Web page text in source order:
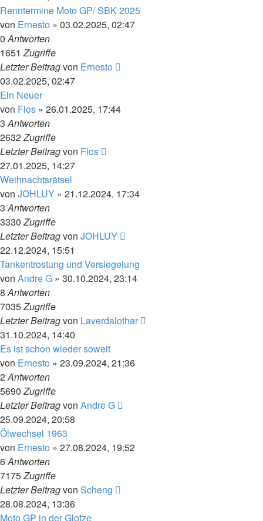
Renntermine Moto GP/ SBK 2025
von Ernesto » 03.02.2025, 02:47
0Antworten
1651Zugriffe
Letzter Beitragvon Ernesto
03.02.2025, 02:47
Ein Neuer
von Flos » 26.01.2025, 17:44
3Antworten
2632Zugriffe
Letzter Beitragvon Flos
27.01.2025, 14:27
Weihnachtsrätsel
von JOHLUY » 21.12.2024, 17:34
3Antworten
3330Zugriffe
Letzter Beitragvon JOHLUY
22.12.2024, 15:51
Tankentrostung und Versiegelung
von Andre G » 30.10.2024, 23:14
8Antworten
7035Zugriffe
Letzter Beitragvon Laverdalothar
31.10.2024, 14:40
Es ist schon wieder soweit
von Ernesto » 23.09.2024, 21:36
2Antworten
5690Zugriffe
Letzter Beitragvon Andre G
25.09.2024, 20:58
Ölwechsel 1963
von Ernesto » 27.08.2024, 19:52
6Antworten
7175Zugriffe
Letzter Beitragvon Scheng
28.08.2024, 13:36
Moto GP in der Glotze